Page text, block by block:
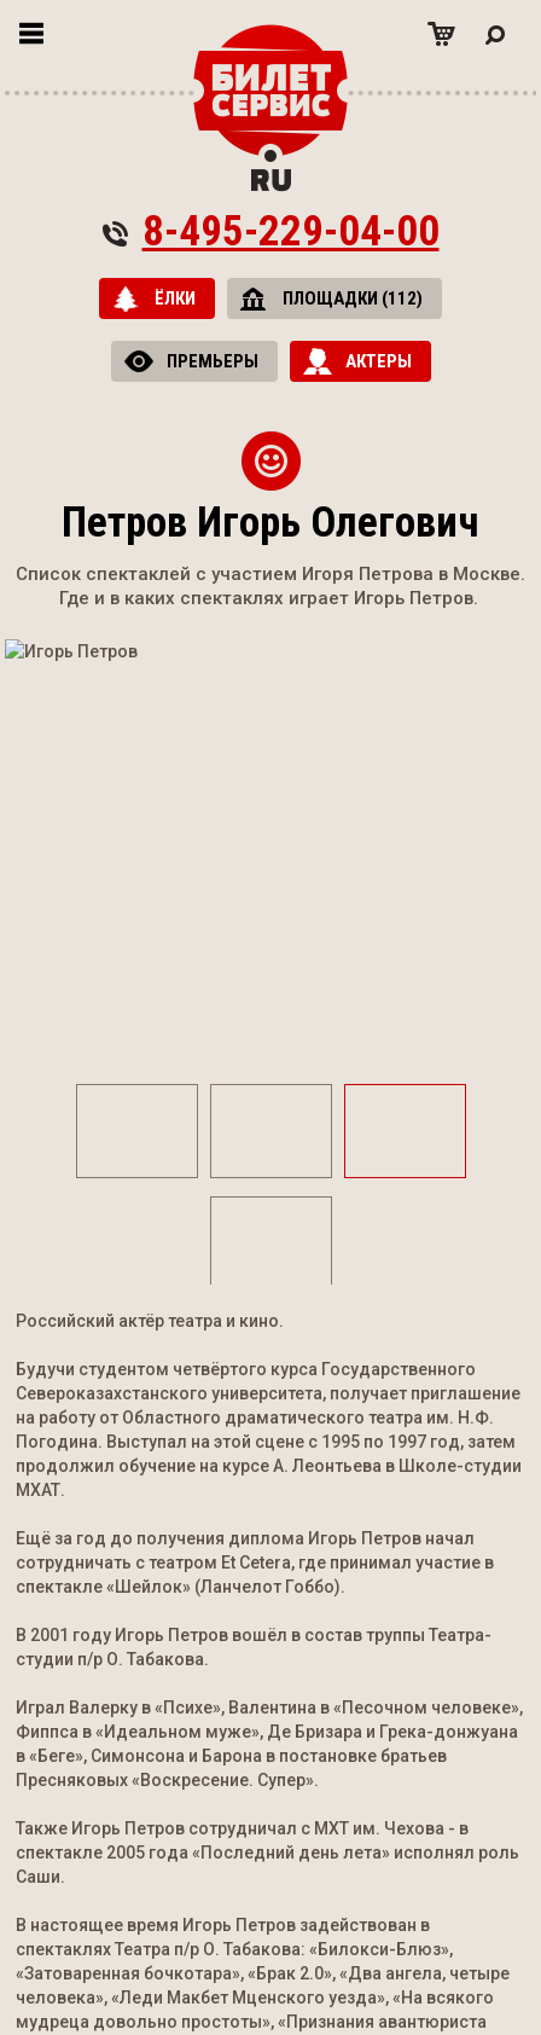
8-495-229-04-00
ЁЛКИ ПЛОЩАДКИ (112)
ПРЕМЬЕРЫ АКТЕРЫ
Петров Игорь Олегович
Список спектаклей с участием Игоря Петрова в Москве.
Где и в каких спектаклях играет Игорь Петров.
Российский актёр театра и кино.
Будучи студентом четвёртого курса Государственного
Североказахстанского университета, получает приглашение
на работу от Областного драматического театра им. Н.Ф.
Погодина. Выступал на этой сцене с 1995 по 1997 год, затем
продолжил обучение на курсе А. Леонтьева в Школе-студии
МХАТ.
Ещё за год до получения диплома Игорь Петров начал
сотрудничать с театром Et Cetera, где принимал участие в
спектакле «Шейлок» (Ланчелот Гоббо).
В 2001 году Игорь Петров вошёл в состав труппы Театра-
студии п/р О. Табакова.
Играл Валерку в «Психе», Валентина в «Песочном человеке»,
Фиппса в «Идеальном муже», Де Бризара и Грека-донжуана
в «Беге», Симонсона и Барона в постановке братьев
Пресняковых «Воскресение. Супер».
Также Игорь Петров сотрудничал с МХТ им. Чехова - в
спектакле 2005 года «Последний день лета» исполнял роль
Саши.
В настоящее время Игорь Петров задействован в
спектаклях Театра п/р О. Табакова: «Билокси-Блюз»,
«Затоваренная бочкотара», «Брак 2.0», «Два ангела, четыре
человека», «Леди Макбет Мценского уезда», «На всякого
мудреца довольно простоты», «Признания авантюриста